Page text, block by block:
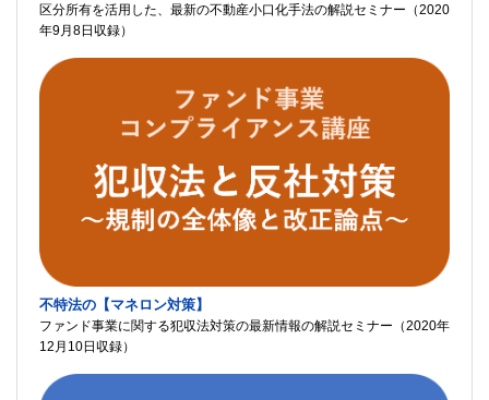
区分所有を活用した、最新の不動産小口化手法の解説セミナー（2020
年9月8日収録）
不特法の【マネロン対策】
ファンド事業に関する犯収法対策の最新情報の解説セミナー（2020年
12月10日収録）